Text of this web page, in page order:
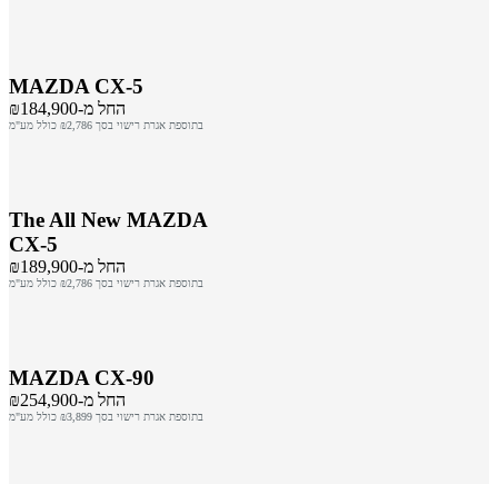
MAZDA CX-5
החל מ-₪184,900
בתוספת אגרת רישוי בסך ₪2,786 כולל מע"מ
The All New MAZDA
CX-5
החל מ-₪189,900
בתוספת אגרת רישוי בסך ₪2,786 כולל מע"מ
MAZDA CX-90
החל מ-₪254,900
בתוספת אגרת רישוי בסך ₪3,899 כולל מע"מ